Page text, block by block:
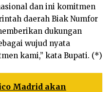
dan ini komitmen
daerah Biak Numfor
dukungan
wujud nyata
kami,” kata Bupati. (*)
Madrid akan